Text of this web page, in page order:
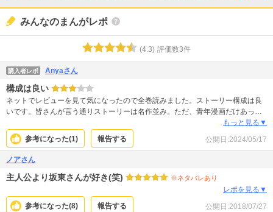
みんなのまんがレポ
(4.3) 評価数3件
購入者レポ Anyaさん
構成は良い
ネットでレビューを見て気になったので全巻読みました。ストーリー構成は良
いです。皆さんが言う通りストーリーは名作並み。ただ、青年漫画だけあって
冴えない主人公がハーレムな状況の中にいたり、やたらと女性キャラを裸にし
ようとするような、男性の下心が目立ちすぎてせっかく良いストーリーが勿体
ない気がしました。私は女性ですが、少女、女性、少年、青年、どのジャンル
の漫画も幅広く読んできましたが、この作品はベタなスケベシーンがなければ
もっと見る▼
参考になった(1) 報告する 公開日:2024/05/17
ノアさん
主人公より坂東さんが好き(笑) ※ネタバレあり
レポを見る▼
参考になった(8) 報告する 公開日:2018/07/27